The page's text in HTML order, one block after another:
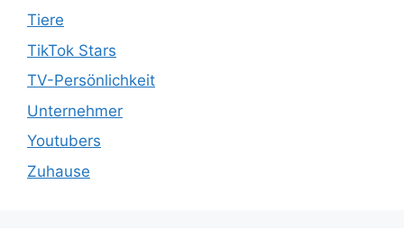
Tiere
TikTok Stars
TV-Persönlichkeit
Unternehmer
Youtubers
Zuhause